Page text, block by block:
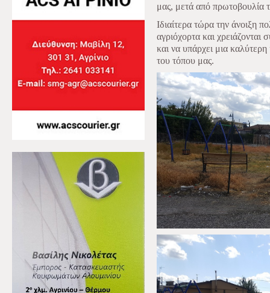
μας, μετά από πρωτοβουλία
Ιδιαίτερα τώρα την άνοιξη
αγριόχορτα και χρειάζονται
και να υπάρχει μια καλύτερη
του τόπου μας.